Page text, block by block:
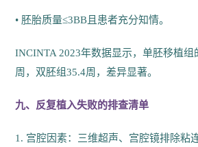
• 胚胎质量≤3BB且患者充分知情。
INCINTA 2023年数据显示，单胚移植组
周，双胚组35.4周，差异显著。
九、反复植入失败的排查清单
1. 宫腔因素：三维超声、宫腔镜排除粘